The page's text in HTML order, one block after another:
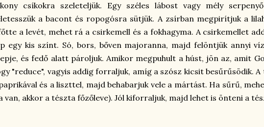
csíkokra szeleteljük. Egy széles lábost vagy mély
a bacont és ropogósra sütjük. A zsírban megpirítjuk a
a levét, mehet rá a csirkemell és a fokhagyma. A csirkemellet
egy kis színt. Só, bors, bőven majoranna, majd felöntjük annyi
és fedő alatt pároljuk. Amikor megpuhult a húst, jön az, amit
"reduce", vagyis addig forraljuk, amíg a szósz kicsit besűrűsödik.
és a liszttel, majd behabarjuk vele a mártást. Ha sűrű,
van, akkor a tészta főzőleve). Jól kiforraljuk, majd lehet is önteni a